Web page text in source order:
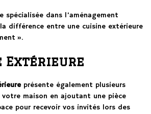
spécialisée dans l’aménagement
différence entre une cuisine extérieure
».
Extérieure
présente également plusieurs
votre maison en ajoutant une pièce
pour recevoir vos invités lors des